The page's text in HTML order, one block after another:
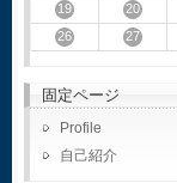
19
20
26
27
固定ページ
Profile
自己紹介